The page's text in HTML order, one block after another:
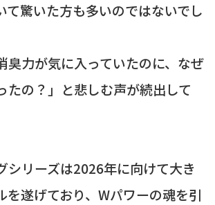
て驚いた方も多いのではないでし
臭力が気に入っていたのに、なぜ
たの？」と悲しむ声が続出して
シリーズは2026年に向けて大き
を遂げており、Wパワーの魂を引